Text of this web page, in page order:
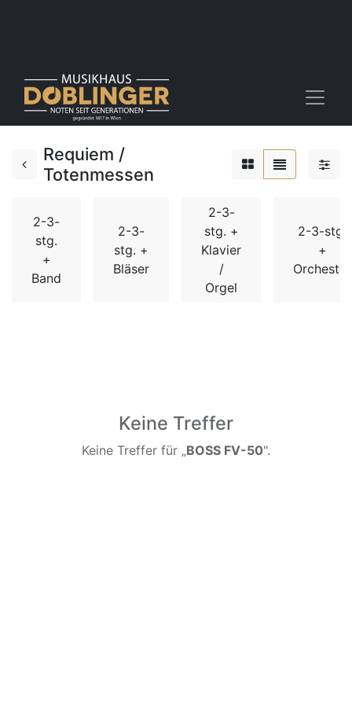
Requiem /
Totenmessen
2-3-
stg.
+
Band
2-3-
stg. +
Bläser
2-3-
stg. +
Klavier
/
Orgel
2-3-stg.
+
Orchester
Keine Treffer
Keine Treffer für „BOSS FV-50".